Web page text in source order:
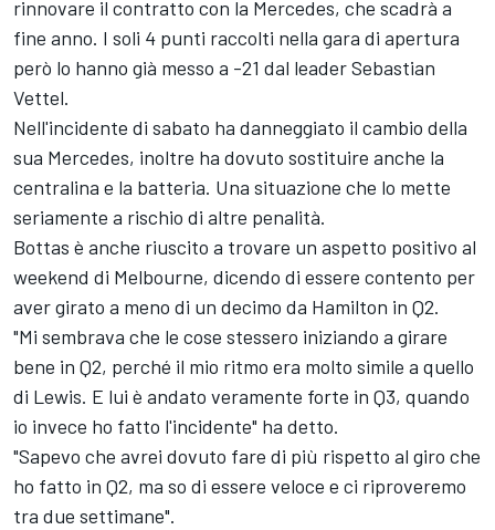
rinnovare il contratto con la Mercedes, che scadrà a
fine anno. I soli 4 punti raccolti nella gara di apertura
però lo hanno già messo a -21 dal leader Sebastian
Vettel.
Nell'incidente di sabato ha danneggiato il cambio della
sua Mercedes, inoltre ha dovuto sostituire anche la
centralina e la batteria. Una situazione che lo mette
seriamente a rischio di altre penalità.
Bottas è anche riuscito a trovare un aspetto positivo al
weekend di Melbourne, dicendo di essere contento per
aver girato a meno di un decimo da Hamilton in Q2.
"Mi sembrava che le cose stessero iniziando a girare
bene in Q2, perché il mio ritmo era molto simile a quello
di Lewis. E lui è andato veramente forte in Q3, quando
io invece ho fatto l'incidente" ha detto.
"Sapevo che avrei dovuto fare di più rispetto al giro che
ho fatto in Q2, ma so di essere veloce e ci riproveremo
tra due settimane".